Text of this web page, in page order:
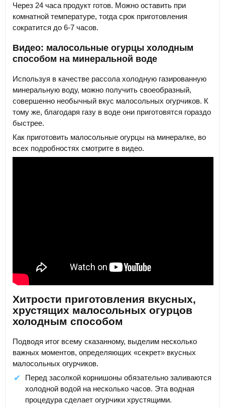
Через 24 часа продукт готов. Можно оставить при
комнатной температуре, тогда срок приготовления
сократится до 6-7 часов.
Видео: малосольные огурцы холодным
способом на минеральной воде
Используя в качестве рассола холодную газированную
минеральную воду, можно получить своеобразный,
совершенно необычный вкус малосольных огурчиков. К
тому же, благодаря газу в воде они приготовятся гораздо
быстрее.
Как приготовить малосольные огурцы на минералке, во
всех подробностях смотрите в видео.
Хитрости приготовления вкусных,
хрустящих малосольных огурцов
холодным способом
Подводя итог всему сказанному, выделим несколько
важных моментов, определяющих «секрет» вкусных
малосольных огурчиков.
Перед засолкой корнишоны обязательно заливаются
холодной водой на несколько часов. Эта водная
процедура сделает огурчики хрустящими.